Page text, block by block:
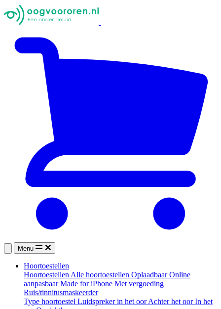
Menu
Hoortoestellen
Hoortoestellen Alle hoortoestellen OplaadbaarOnline
aanpasbaarMade for iPhone Met vergoeding
Ruis/tinnitusmaskeerder
Type hoortoestel Luidspreker in het oorAchter het oorIn het